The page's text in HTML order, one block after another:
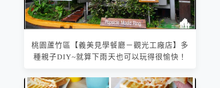
桃園蘆竹區【義美見學餐廳－觀光工廠店】多
種親子DIY~就算下雨天也可以玩得很愉快！